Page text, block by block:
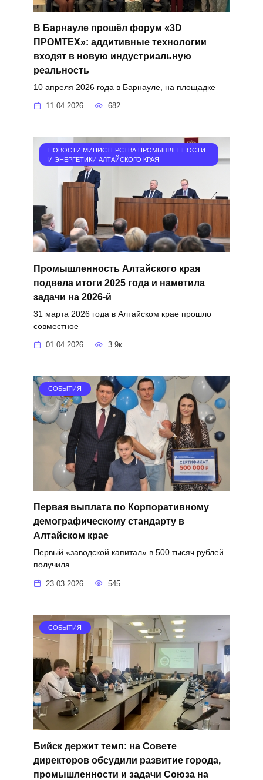
В Барнауле прошёл форум «3D
ПРОМТЕХ»: аддитивные технологии
входят в новую индустриальную
реальность
10 апреля 2026 года в Барнауле, на площадке
11.04.2026 682
НОВОСТИ МИНИСТЕРСТВА ПРОМЫШЛЕННОСТИ
И ЭНЕРГЕТИКИ АЛТАЙСКОГО КРАЯ
Промышленность Алтайского края
подвела итоги 2025 года и наметила
задачи на 2026-й
31 марта 2026 года в Алтайском крае прошло
совместное
01.04.2026 3.9к.
СОБЫТИЯ
Первая выплата по Корпоративному
демографическому стандарту в
Алтайском крае
Первый «заводской капитал» в 500 тысяч рублей
получила
23.03.2026 545
СОБЫТИЯ
Бийск держит темп: на Совете
директоров обсудили развитие города,
промышленности и задачи Союза на